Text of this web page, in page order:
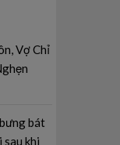
Vợ Chỉ
bát
sau khi